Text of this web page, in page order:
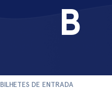
B
BILHETES DE ENTRADA